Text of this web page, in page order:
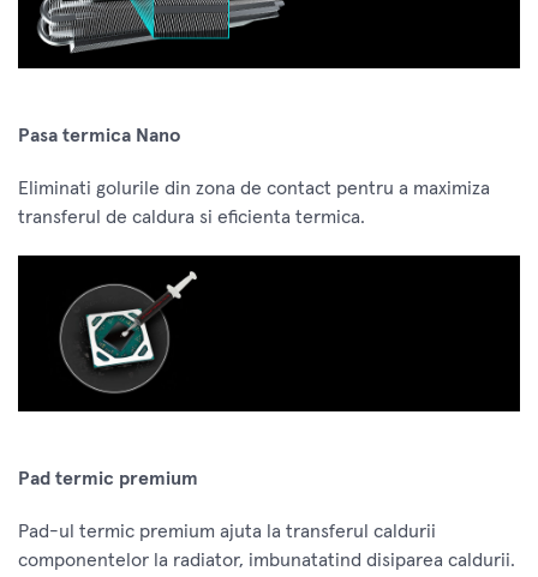
Pasa termica Nano
Eliminati golurile din zona de contact pentru a maximiza
transferul de caldura si eficienta termica.
Pad termic premium
Pad-ul termic premium ajuta la transferul caldurii
componentelor la radiator, imbunatatind disiparea caldurii.